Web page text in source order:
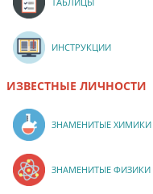
ИНСТРУКЦИИ
ИЗВЕСТНЫЕ ЛИЧНОСТИ
ЗНАМЕНИТЫЕ ХИМИКИ
ЗНАМЕНИТЫЕ ФИЗИКИ